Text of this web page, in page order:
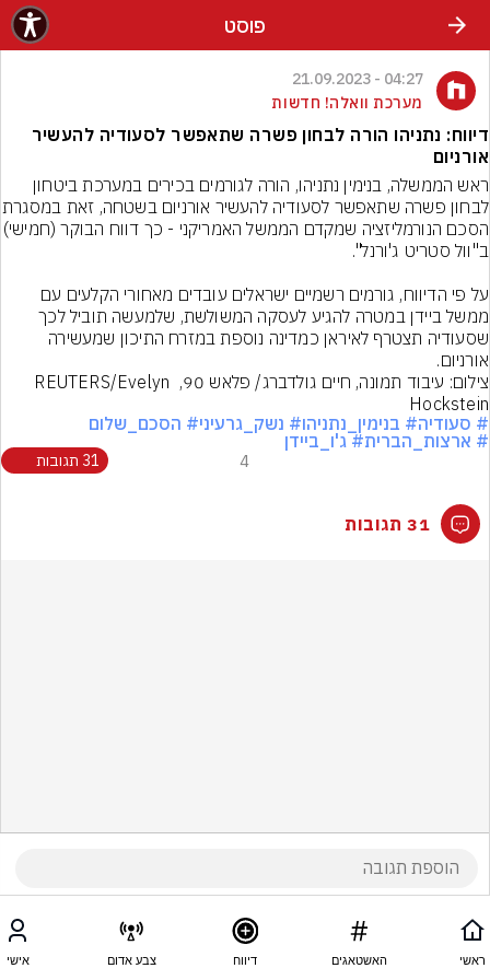
פוסט
04:27 - 21.09.2023
מערכת וואלה! חדשות
דיווח: נתניהו הורה לבחון פשרה שתאפשר לסעודיה להעשיר
אורניום
לבחון פשרה שתאפשר
ממשל ביידן במטרה להגיע לעסקה המשולשת, שלמעשה תוביל לכך
אורניום.
צילום: עיבוד תמונה, חיים גולדברג/ פלאש 90, REUTERS/Evelyn
Hockstein
# סעודיה# בנימין_נתניהו# נשק_גרעיני# הסכם_שלום
# ארצות_הברית# ג'ו_ביידן
4 31 תגובות
31 תגובות
ראשי האשטאגים דיווח צבע אדום אישי